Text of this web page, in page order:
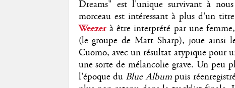
Dreams" est l'unique survivant à
morceau est intéressant à plus d'un
Weezer à être interprété par une
(le groupe de Matt Sharp), joue ainsi
Cuomo, avec un résultat atypique pour
une sorte de mélancolie grave. Un peu
l'époque du Blue Albumpuis